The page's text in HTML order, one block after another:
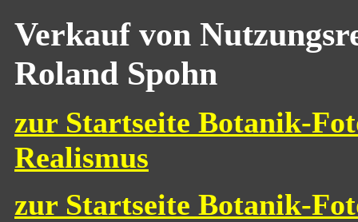
Verkauf von
Roland Spohn
zur Startseite Botanik-
Realismus
zur Startseite Botanik-